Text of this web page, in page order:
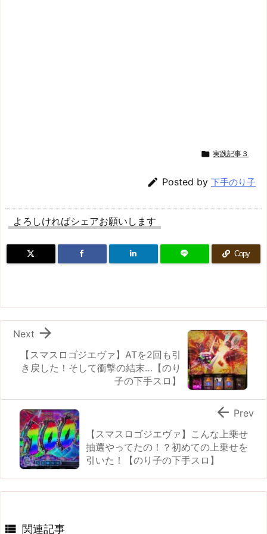
 実践記事３
 Posted by 下手のり子
よろしければシェアお願いします
Copy
【スマスロゴジエヴァ】ATを2回も引
き戻した！そして衝撃の結末…【のり
子の下手スロ】

Next
【スマスロゴジエヴァ】こんな上乗せ
抽選やってたの！？初めての上乗せを
引いた！【のり子の下手スロ】
 Prev
 関連記事